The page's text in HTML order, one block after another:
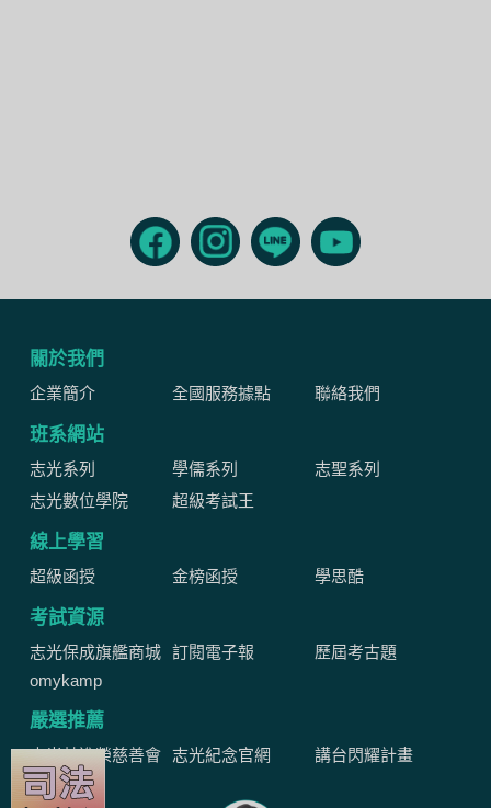
關於我們
企業簡介 全國服務據點 聯絡我們
班系網站
志光系列 學儒系列
志聖系列
志光數位學院
超級考試王
線上學習
超級函授 金榜函授 學思酷
考試資源
志光保成旗艦商城 訂閱電子報
歷屆考古題
omykamp
嚴選推薦
志光林進榮慈善會 志光紀念官網
講台閃耀計畫
當期優惠